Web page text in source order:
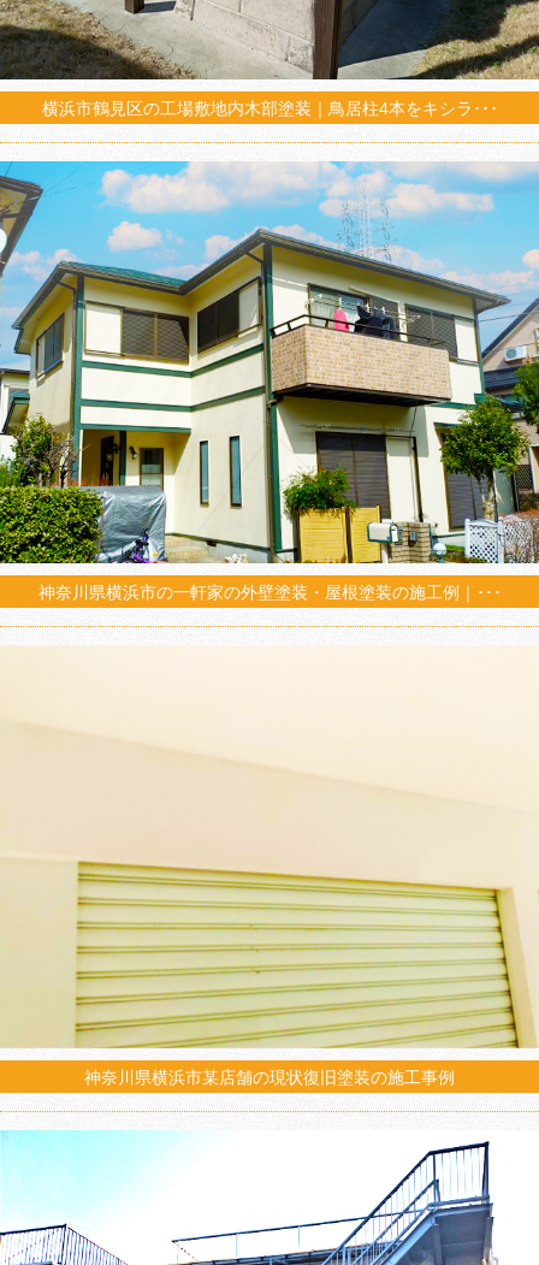
横浜市鶴見区の工場敷地内木部塗装｜鳥居柱4本をキシラ･･･
神奈川県横浜市の一軒家の外壁塗装・屋根塗装の施工例｜･･･
神奈川県横浜市某店舗の現状復旧塗装の施工事例